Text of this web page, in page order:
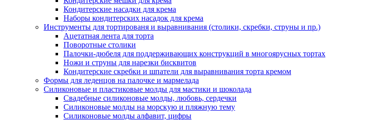
Кондитерские насадки для крема
Наборы кондитерских насадок для крема
Инструменты для тортированя и выравнивания (столики, скребки, струны и пр.)
Ацетатная лента для торта
Поворотные столики
Палочки-дюбеля для поддерживающих конструкций в многоярусных тортах
Ножи и струны для нарезки бисквитов
Кондитерские скребки и шпатели для выравнивания торта кремом
Формы для леденцов на палочке и мармелада
Силиконовые и пластиковые молды для мастики и шоколада
Свадебные силиконовые молды, любовь, сердечки
Силиконовые молды на морскую и пляжную тему
Силиконовые молды алфавит, цифры